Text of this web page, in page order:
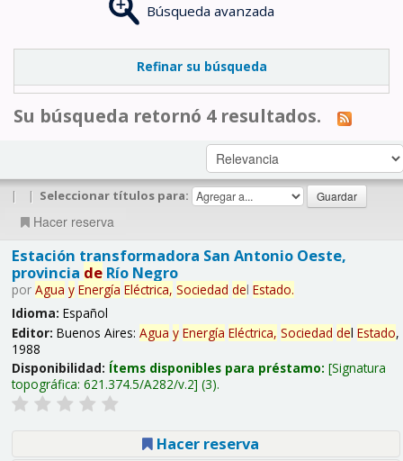
Búsqueda avanzada
Refinar su búsqueda
Su búsqueda retornó 4 resultados.
| | Seleccionar títulos para:
Hacer reserva
Estación transformadora San Antonio Oeste,
provincia deRío Negro
por Agua y Energía Eléctrica, Sociedad del Estado.
Idioma: Español
Editor: Buenos Aires: Agua y Energía Eléctrica, Sociedad del Estado,
1988
Disponibilidad: Ítems disponibles para préstamo: Signatura
topográfica: 621.374.5/A282/v.2 (3).
Hacer reserva